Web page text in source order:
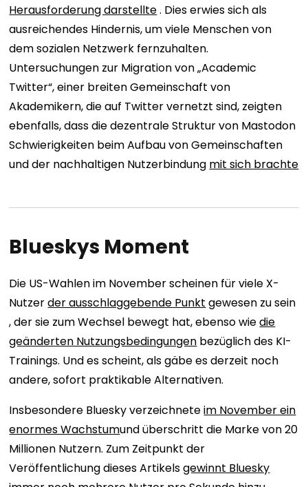
Herausforderung darstellte. Dies erwies sich als
ausreichendes Hindernis, um viele Menschen von
dem sozialen Netzwerk fernzuhalten.
Untersuchungen zur Migration von „Academic
Twitter“, einer breiten Gemeinschaft von
Akademikern, die auf Twitter vernetzt sind, zeigten
ebenfalls, dass die dezentrale Struktur von Mastodon
Schwierigkeiten beim Aufbau von Gemeinschaften
und der nachhaltigen Nutzerbindung mit sich brachte
Blueskys Moment
Die US-Wahlen im November scheinen für viele X-
Nutzerder ausschlaggebende Punkt gewesen zu sein
, der sie zum Wechsel bewegt hat, ebenso wiedie
geänderten Nutzungsbedingungen bezüglich des KI-
Trainings. Und es scheint, als gäbe es derzeit noch
andere, sofort praktikable Alternativen.
Insbesondere Bluesky verzeichneteim November ein
enormes Wachstumund überschritt die Marke von 20
Millionen Nutzern. Zum Zeitpunkt der
Veröffentlichung dieses Artikelsgewinnt Bluesky